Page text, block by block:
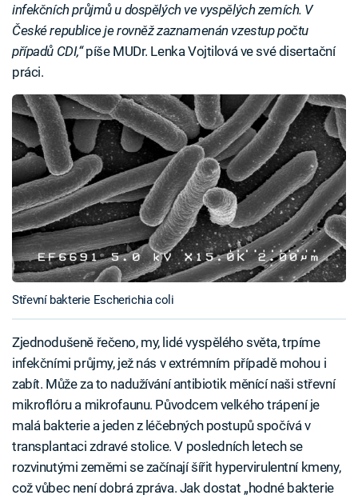
infekčních průjmů u dospělých ve vyspělých zemích. V
České republice je rovněž zaznamenán vzestup počtu
případů CDI,“píše MUDr. Lenka Vojtilová ve své disertační
práci.
Střevní bakterie Escherichia coli
Zjednodušeně řečeno, my, lidé vyspělého světa, trpíme
infekčními průjmy, jež nás v extrémním případě mohou i
zabít. Může za to nadužívání antibiotik měnící naši střevní
mikroflóru a mikrofaunu. Původcem velkého trápení je
malá bakterie a jeden z léčebných postupů spočívá v
transplantaci zdravé stolice. V posledních letech se
rozvinutými zeměmi se začínají šířit hypervirulentní kmeny,
což vůbec není dobrá zpráva. Jak dostat „hodné bakterie